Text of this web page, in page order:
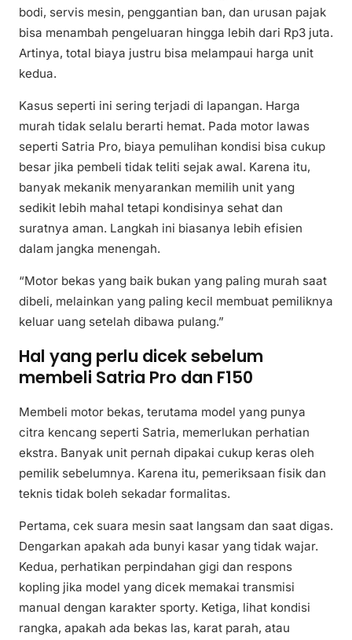
bodi, servis mesin, penggantian ban, dan urusan pajak
bisa menambah pengeluaran hingga lebih dari Rp3 juta.
Artinya, total biaya justru bisa melampaui harga unit
kedua.
Kasus seperti ini sering terjadi di lapangan. Harga
murah tidak selalu berarti hemat. Pada motor lawas
seperti Satria Pro, biaya pemulihan kondisi bisa cukup
besar jika pembeli tidak teliti sejak awal. Karena itu,
banyak mekanik menyarankan memilih unit yang
sedikit lebih mahal tetapi kondisinya sehat dan
suratnya aman. Langkah ini biasanya lebih efisien
dalam jangka menengah.
“Motor bekas yang baik bukan yang paling murah saat
dibeli, melainkan yang paling kecil membuat pemiliknya
keluar uang setelah dibawa pulang.”
Hal yang perlu dicek sebelum
membeli Satria Pro dan F150
Membeli motor bekas, terutama model yang punya
citra kencang seperti Satria, memerlukan perhatian
ekstra. Banyak unit pernah dipakai cukup keras oleh
pemilik sebelumnya. Karena itu, pemeriksaan fisik dan
teknis tidak boleh sekadar formalitas.
Pertama, cek suara mesin saat langsam dan saat digas.
Dengarkan apakah ada bunyi kasar yang tidak wajar.
Kedua, perhatikan perpindahan gigi dan respons
kopling jika model yang dicek memakai transmisi
manual dengan karakter sporty. Ketiga, lihat kondisi
rangka, apakah ada bekas las, karat parah, atau